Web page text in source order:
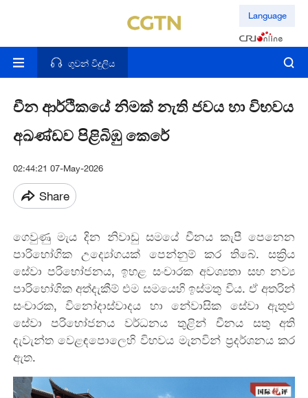
Language
ගුවන් විදුලිය
චීන ආර්ථිකයේ නිමක් නැති ජවය හා විභවය
අඛණ්ඩව පිළිබිඹු කෙරේ
02:44:21 07-May-2026
Share
ගෙවුණු මැය දින නිවාඩු සමයේ චීනය කැපී පෙනෙන
පාරිභෝගික උද්‍යෝගයක් පෙන්නුම් කර තිබේ. සක්‍රිය
සේවා පරිභෝජනය, ඉහළ සංචාරක අවශ්‍යතා සහ නව්‍ය
පාරිභෝගික අත්දැකීම් එම සමයෙහි ඉස්මතු විය. ඒ අතරින්
සංචාරක, විනෝදාස්වාදය හා නේවාසික සේවා ඇතුළු
සේවා පරිභෝජනය වර්ධනය තුළින් චීනය සතු අති
දැවැන්ත වෙළඳපොලෙහි විභවය මැනවින් ප්‍රදර්ශනය කර
ඇත.